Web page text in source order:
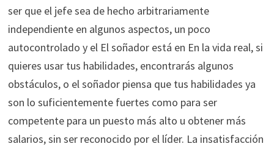
ser que el jefe sea de hecho arbitrariamente
independiente en algunos aspectos, un poco
autocontrolado y el El soñador está en En la vida real, si
quieres usar tus habilidades, encontrarás algunos
obstáculos, o el soñador piensa que tus habilidades ya
son lo suficientemente fuertes como para ser
competente para un puesto más alto u obtener más
salarios, sin ser reconocido por el líder. La insatisfacción